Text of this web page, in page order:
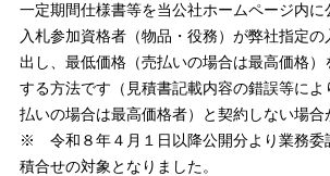
一定期間仕様書等を当公社ホームページ内
入札参加資格者（物品・役務）が弊社指定
出し、最低価格（売払いの場合は最高価格）
する方法です（見積書記載内容の錯誤等によ
払いの場合は最高価格者）と契約しない場合
※ 令和８年４月１日以降公開分より業務委
積合せの対象となりました。